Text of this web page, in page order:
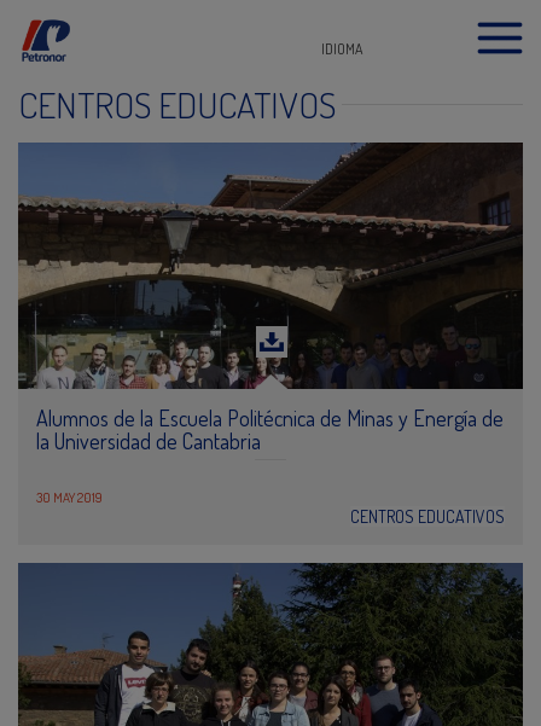
IDIOMA
CENTROS EDUCATIVOS
Alumnos de la Escuela Politécnica de Minas y Energía de
la Universidad de Cantabria
30 MAY 2019
CENTROS EDUCATIVOS